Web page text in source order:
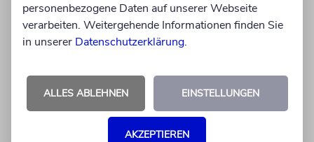
personenbezogene Daten auf unserer Webseite
verarbeiten. Weitergehende Informationen finden Sie
in unserer Datenschutzerklärung.
ALLES ABLEHNEN EINSTELLUNGEN
AKZEPTIEREN